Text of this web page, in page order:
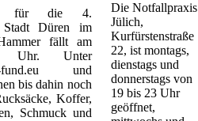
für die 4.
Stadt Düren im
fällt am
Uhr. Unter
fund.eu und
bis dahin noch
Koffer,
Schmuck und
Die Notfallpraxis
Jülich,
Kurfürstenstraße
22, ist montags,
dienstags und
donnerstags von
19 bis 23 Uhr
geöffnet,